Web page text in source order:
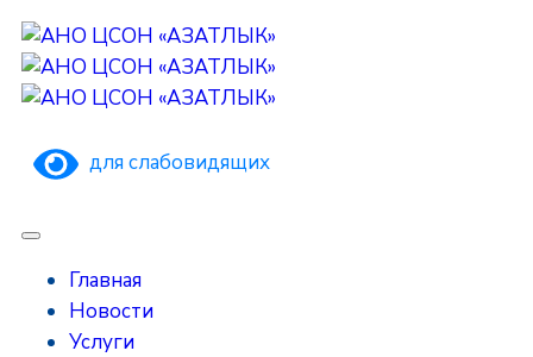
для слабовидящих
Главная
Новости
Услуги